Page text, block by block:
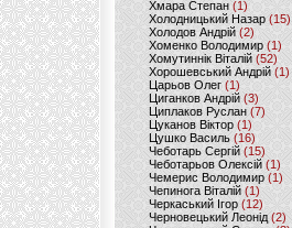
Хмара Степан(1)
Холодницький Назар(15)
Холодов Андрій (2)
Хоменко Володимир (1)
Хомутиннік Віталій (52)
Хорошевський Андрій (1)
Царьов Олег (1)
Циганков Андрій (3)
Циплаков Руслан(7)
Цуканов Віктор (1)
Цушко Василь (16)
Чеботарь Сергій (15)
Чеботарьов Олексій (1)
Чемерис Володимир (1)
Чепинога Віталій (1)
Черкаський Ігор (12)
Черновецький Леонід(2)